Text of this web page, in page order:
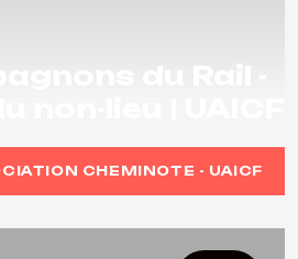
CHEMINOTE - UAICF